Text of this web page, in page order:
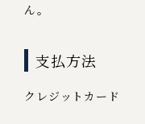
ん。
支払方法
クレジットカード